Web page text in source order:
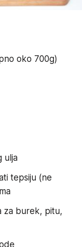
oko 700g)
ulja
tepsiju (ne
za burek, pitu,